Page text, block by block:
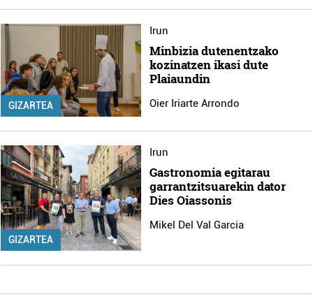
GIZARTEA
Irun
Minbizia dutenentzako
kozinatzen ikasi dute
Plaiaundin
Oier Iriarte Arrondo
GIZARTEA
Irun
Gastronomia egitarau
garrantzitsuarekin dator
Dies Oiassonis
Mikel Del Val Garcia